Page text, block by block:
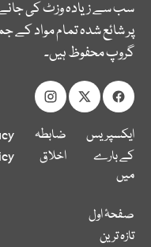
سب سے زیادہ وزٹ کی
پر شائع شدہ تمام مواد
گروپ محفوظ ہیں۔
ایکسپریس
کے بارے
میں
ضابطہ
اخلاق
صفحۂ اول
تازہ ترین